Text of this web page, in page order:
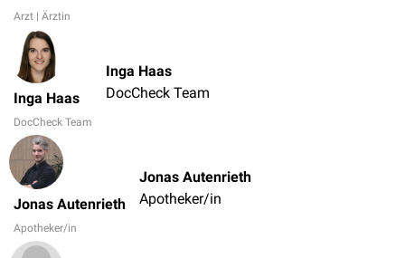
Arzt | Ärztin
Inga Haas
DocCheck Team
Inga Haas
DocCheck Team
Jonas Autenrieth
Apotheker/in
Jonas Autenrieth
Apotheker/in